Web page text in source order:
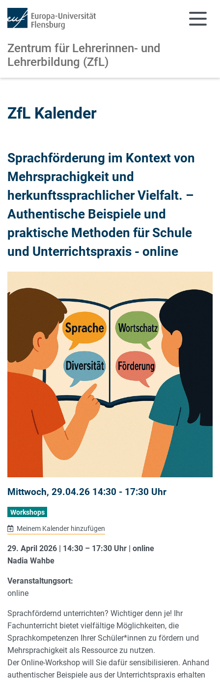
Zentrum für Lehrerinnen- und
Lehrerbildung (ZfL)
ZfL Kalender
Sprachförderung im Kontext von
Mehrsprachigkeit und
herkunftssprachlicher Vielfalt. –
Authentische Beispiele und
praktische Methoden für Schule
und Unterrichtspraxis - online
Mittwoch, 29.04.26 14:30 - 17:30 Uhr
Workshops
Meinem Kalender hinzufügen
29. April 2026 | 14:30 – 17:30 Uhr | online
Nadia Wahbe
Veranstaltungsort:
online
Sprachfördernd unterrichten? Wichtiger denn je! Ihr
Fachunterricht bietet vielfältige Möglichkeiten, die
Sprachkompetenzen Ihrer Schüler*innen zu fördern und
Mehrsprachigkeit als Ressource zu nutzen.
Der Online-Workshop will Sie dafür sensibilisieren. Anhand
authentischer Beispiele aus der Unterrichtspraxis erhalten